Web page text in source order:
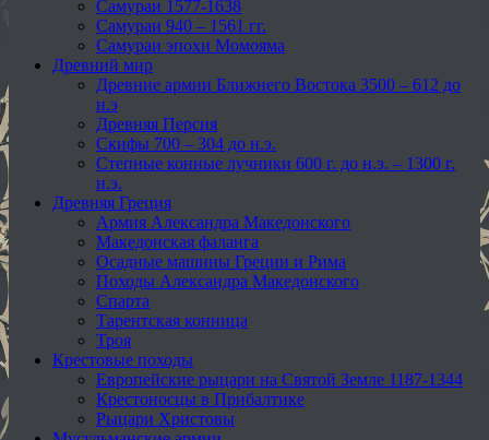
Самураи 1577-1638
Самураи 940 – 1561 гг.
Самураи эпохи Момояма
Древний мир
Древние армии Ближнего Востока 3500 – 612 до
н.э
Древняя Персия
Скифы 700 – 304 до н.э.
Степные конные лучники 600 г. до н.э. – 1300 г.
н.э.
Древняя Греция
Армия Александра Македонского
Македонская фаланга
Осадные машины Греции и Рима
Походы Александра Македонского
Спарта
Тарентская конница
Троя
Крестовые походы
Европейские рыцари на Святой Земле 1187-1344
Крестоносцы в Прибалтике
Рыцари Христовы